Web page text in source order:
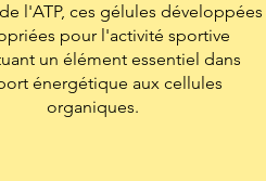
l'ATP, ces gélules développées
pour l'activité sportive
un élément essentiel dans
énergétique aux cellules
organiques.